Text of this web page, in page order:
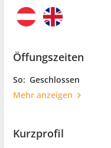
Öffungszeiten
So: Geschlossen
Mehr anzeigen
Kurzprofil